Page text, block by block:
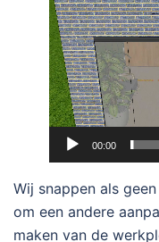
Videospeler
00:00
Wij snappen als
om een andere
maken van de